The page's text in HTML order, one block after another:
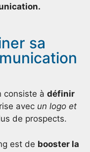
sa
consiste à définir
avec un logo et
de prospects.
est de booster la